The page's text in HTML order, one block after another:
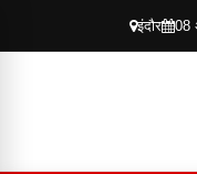
इंदौर 08